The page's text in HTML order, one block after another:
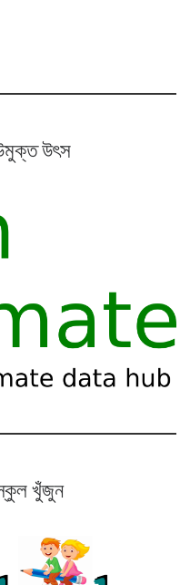
উৎস
খুঁজুন